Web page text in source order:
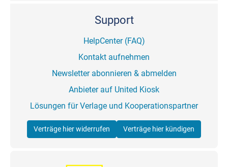
Support
HelpCenter (FAQ)
Kontakt aufnehmen
Newsletter abonnieren & abmelden
Anbieter auf United Kiosk
Lösungen für Verlage und Kooperationspartner
Verträge hier widerrufen Verträge hier kündigen